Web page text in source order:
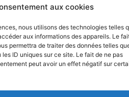
aux cookies
nous utilisons des technologies telles
aux informations des appareils. Le
permettra de traiter des données telles
ID uniques sur ce site. Le fait de ne pas
peut avoir un effet négatif sur
de la Marine à Toulon